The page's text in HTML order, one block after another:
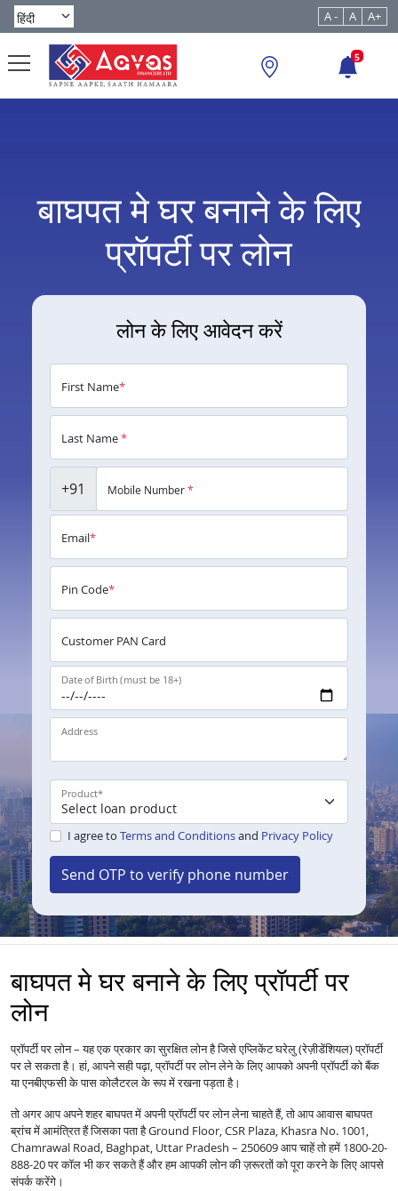
A - A A+
5
बाघपत मे घर बनाने के लिए
प्रॉपर्टी पर लोन
लोन के लिए आवेदन करें
First Name*
Last Name*
+91 Mobile Number*
Email*
Pin Code*
Customer PAN Card
Date of Birth (must be 18+)
Address
Product*
I agree to Terms and Conditionsand Privacy Policy
Send OTP to verify phone number
बाघपत मे घर बनाने के लिए प्रॉपर्टी पर
लोन
प्रॉपर्टी पर लोन – यह एक प्रकार का सुरक्षित लोन है जिसे एप्लिकेंट घरेलु (रेज़ीडेंशियल) प्रॉपर्टी
पर ले सकता है। हां, आपने सही पढ़ा, प्रॉपर्टी पर लोन लेने के लिए आपको अपनी प्रॉपर्टी को बैंक
या एनबीएफसी के पास कोलैटरल के रूप में रखना पड़ता है।
तो अगर आप अपने शहर बाघपत में अपनी प्रॉपर्टी पर लोन लेना चाहते हैं, तो आप आवास बाघपत
ब्रांच में आमंत्रित हैं जिसका पता है Ground Floor, CSR Plaza, Khasra No. 1001,
Chamrawal Road, Baghpat, Uttar Pradesh – 250609 आप चाहें तो हमें 1800-20-
888-20 पर कॉल भी कर सकते हैं और हम आपकी लोन की ज़रूरतों को पूरा करने के लिए आपसे
संपर्क करेंगे।